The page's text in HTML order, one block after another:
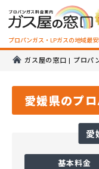
プロパンガス・LPガスの地域最
ガス屋の窓口 | プロパ
愛媛県のプ
愛
基本料金